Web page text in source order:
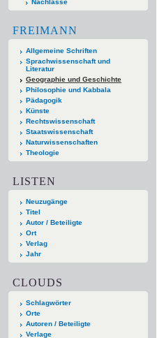
Nachlässe
FREIMANN
Allgemeine Schriften
Sprachwissenschaft und
Literatur
Geographie und Geschichte
Philosophie und Kabbala
Pädagogik
Künste
Rechtswissenschaft
Staatswissenschaft
Naturwissenschaften
Theologie
LISTEN
Neuzugänge
Titel
Autor / Beteiligte
Ort
Verlag
Jahr
CLOUDS
Schlagwörter
Orte
Autoren / Beteiligte
Verlage